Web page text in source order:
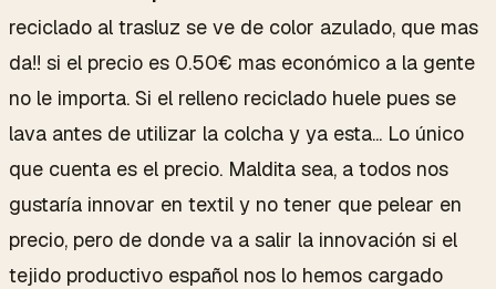
reciclado al trasluz se ve de color azulado, que mas
da!! si el precio es 0.50€ mas económico a la gente
no le importa. Si el relleno reciclado huele pues se
lava antes de utilizar la colcha y ya esta... Lo único
que cuenta es el precio. Maldita sea, a todos nos
gustaría innovar en textil y no tener que pelear en
precio, pero de donde va a salir la innovación si el
tejido productivo español nos lo hemos cargado